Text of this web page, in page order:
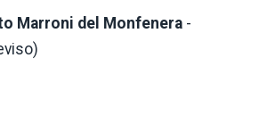
Marroni del Monfenera -